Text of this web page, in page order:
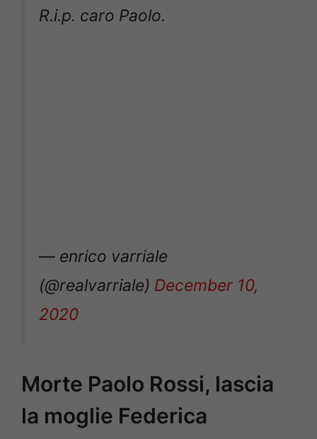
R.i.p. caro Paolo.
— enrico varriale
(@realvarriale) December 10,
2020
Morte Paolo Rossi, lascia
la moglie Federica